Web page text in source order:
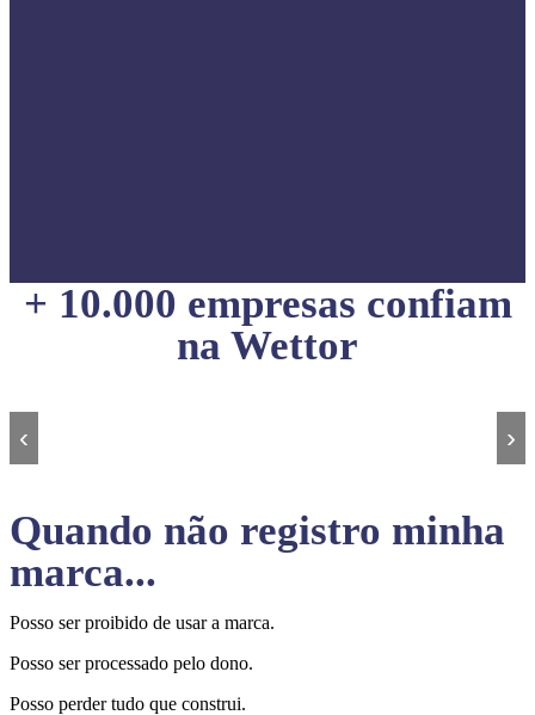
+ 10.000 empresas confiam
na Wettor
‹ ›
Quando não registro minha
marca...
Posso ser proibido de usar a marca.
Posso ser processado pelo dono.
Posso perder tudo que construi.